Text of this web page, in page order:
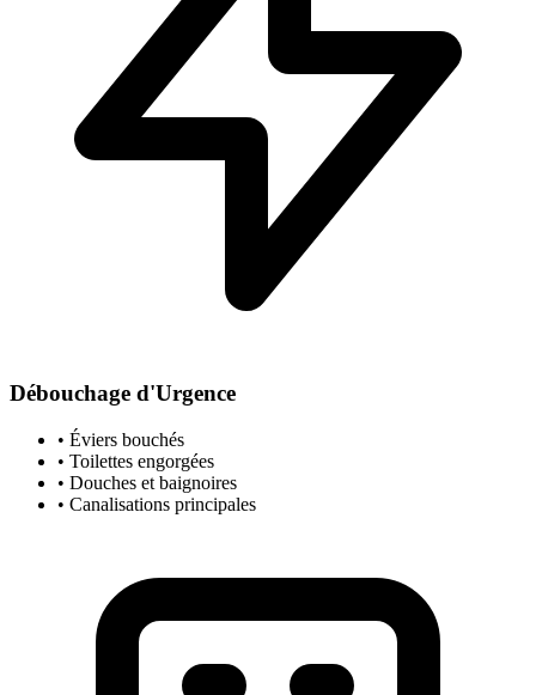
Débouchage d'Urgence
• Éviers bouchés
• Toilettes engorgées
• Douches et baignoires
• Canalisations principales